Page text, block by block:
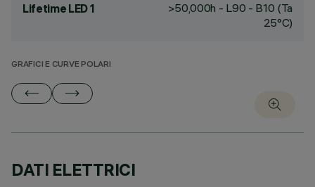
Lifetime LED 1
>50,000h - L90 - B10 (Ta
25°C)
GRAFICI E CURVE POLARI
DATI ELETTRICI